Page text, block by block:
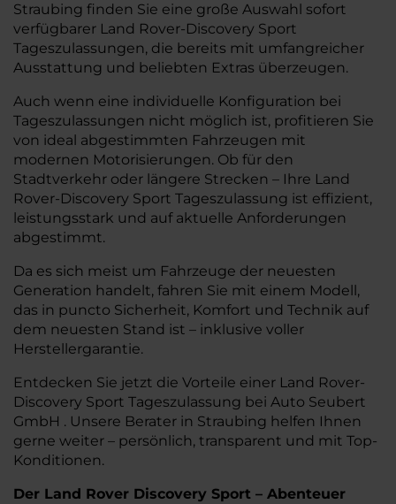
Straubing finden Sie eine große Auswahl sofort
verfügbarer Land Rover-Discovery Sport
Tageszulassungen, die bereits mit umfangreicher
Ausstattung und beliebten Extras überzeugen.
Auch wenn eine individuelle Konfiguration bei
Tageszulassungen nicht möglich ist, profitieren Sie
von ideal abgestimmten Fahrzeugen mit
modernen Motorisierungen. Ob für den
Stadtverkehr oder längere Strecken – Ihre Land
Rover-Discovery Sport Tageszulassung ist effizient,
leistungsstark und auf aktuelle Anforderungen
abgestimmt.
Da es sich meist um Fahrzeuge der neuesten
Generation handelt, fahren Sie mit einem Modell,
das in puncto Sicherheit, Komfort und Technik auf
dem neuesten Stand ist – inklusive voller
Herstellergarantie.
Entdecken Sie jetzt die Vorteile einer Land Rover-
Discovery Sport Tageszulassung bei Auto Seubert
GmbH . Unsere Berater in Straubing helfen Ihnen
gerne weiter – persönlich, transparent und mit Top-
Konditionen.
Der Land Rover Discovery Sport – Abenteuer